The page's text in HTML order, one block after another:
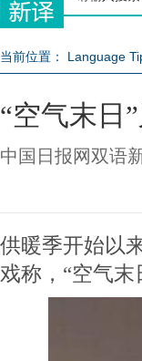
当前位置： Language
“空气末日
中国日报网双语
供暖季开始以
戏称，“空气末